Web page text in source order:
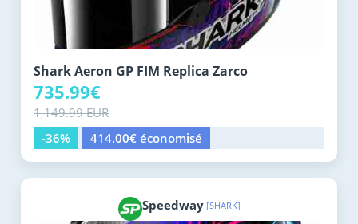
Shark Aeron GP FIM Replica Zarco
735.99€
1,149.99 EUR
-36%
414.00€ économisé
Speedway [SHARK]